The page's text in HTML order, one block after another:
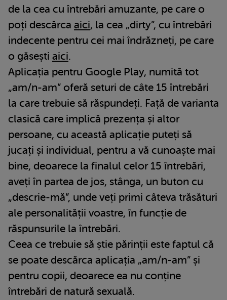
de la cea cu întrebări amuzante, pe care o
poți descărca aici, la cea „dirty”, cu întrebări
indecente pentru cei mai îndrăzneți, pe care
o găsești aici.
Aplicația pentru Google Play, numită tot
„am/n-am” oferă seturi de câte 15 întrebări
la care trebuie să răspundeți. Față de varianta
clasică care implică prezența și altor
persoane, cu această aplicație puteți să
jucați și individual, pentru a vă cunoaște mai
bine, deoarece la finalul celor 15 întrebări,
aveți în partea de jos, stânga, un buton cu
„descrie-mă”, unde veți primi câteva trăsături
ale personalității voastre, în funcție de
răspunsurile la întrebări.
Ceea ce trebuie să știe părinții este faptul că
se poate descărca aplicația „am/n-am” și
pentru copii, deoarece ea nu conține
întrebări de natură sexuală.